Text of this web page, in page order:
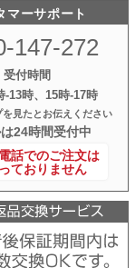
マーサポート
147-272
受付時間
‐13時、15時‐17時
を見たとお伝えください
24時間受付中
話でのご注文は
ておりません